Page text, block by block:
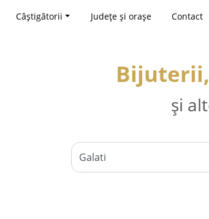
Câștigătorii Județe și orașe Contact
și